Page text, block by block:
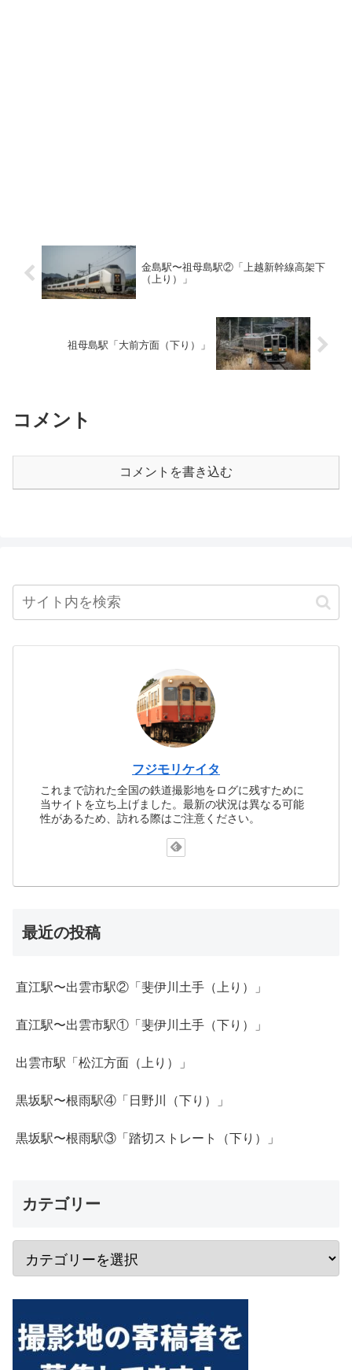
金島駅〜祖母島駅②「上越新幹線高架下
（上り）」
祖母島駅「大前方面（下り）」
コメント
コメントを書き込む
フジモリケイタ
これまで訪れた全国の鉄道撮影地をログに残すために
当サイトを立ち上げました。最新の状況は異なる可能
性があるため、訪れる際はご注意ください。
最近の投稿
直江駅〜出雲市駅②「斐伊川土手（上り）」
直江駅〜出雲市駅①「斐伊川土手（下り）」
出雲市駅「松江方面（上り）」
黒坂駅〜根雨駅④「日野川（下り）」
黒坂駅〜根雨駅③「踏切ストレート（下り）」
カテゴリー